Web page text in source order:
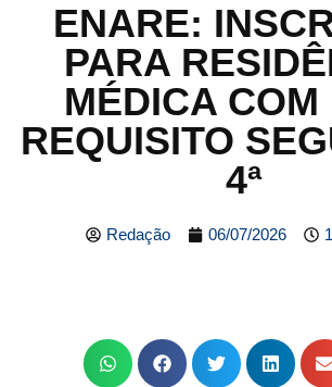
ENARE:
PARA
MÉDICA COM
REQUISITO
4ª
Redação 06/07/2026